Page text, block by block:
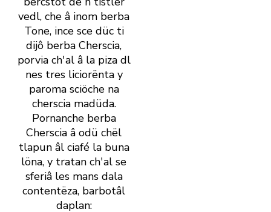
vedl, che â inom berba
Tone, ince sce düc ti
dijô berba Cherscia,
porvia ch' al â la piza dl
nes tres liciorënta y
paroma sciöche na
cherscia madüda.
Pornanche berba
Cherscia â odü chël
tlapun âl ciafé la buna
löna, y tratan ch' al se
sferiâ les mans dala
contentëza, barbotâl
daplan: